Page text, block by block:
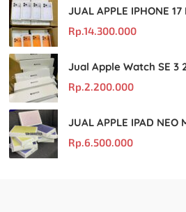
Rp.14.300.000
Rp.2.200.000
Rp.6.500.000